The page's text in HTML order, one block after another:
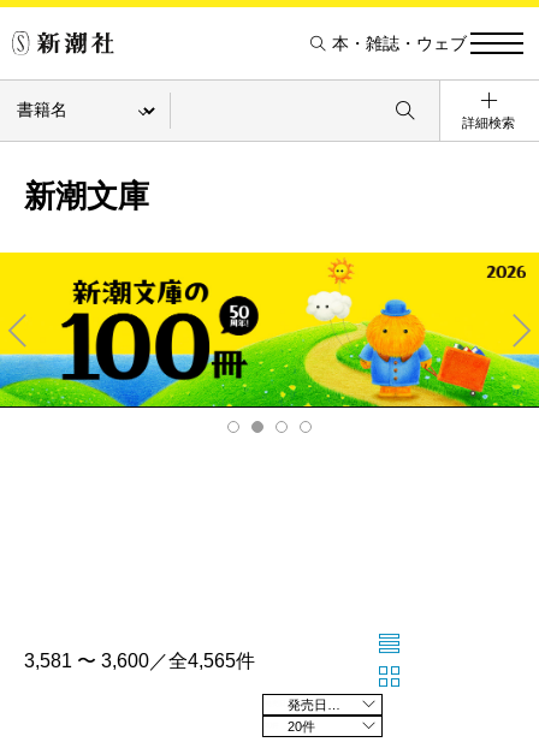
本・雑誌・ウェブ
詳細検索
新潮文庫
Pre
v
Ne
xt
3,581 〜 3,600／全4,565件
20件